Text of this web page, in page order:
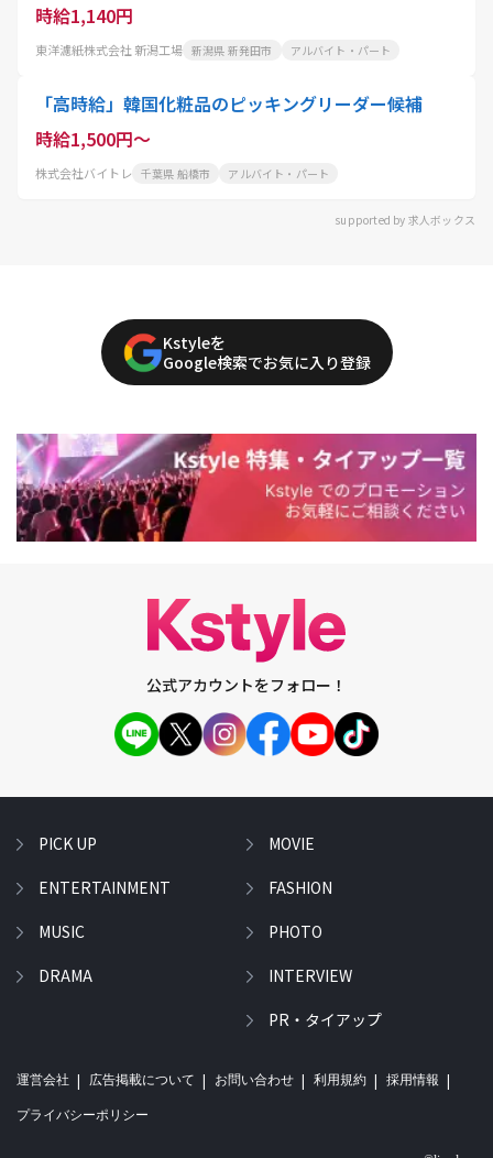
時給1,140円
東洋濾紙株式会社 新潟工場 新潟県 新発田市 アルバイト・パート
「高時給」韓国化粧品のピッキングリーダー候補
時給1,500円～
株式会社バイトレ 千葉県 船橋市 アルバイト・パート
supported by 求人ボックス
Kstyleを
Google検索でお気に入り登録
公式アカウントをフォロー！
PICK UP
ENTERTAINMENT
MUSIC
DRAMA
MOVIE
FASHION
PHOTO
INTERVIEW
PR・タイアップ
運営会社 広告掲載について お問い合わせ 利用規約 採用情報
プライバシーポリシー